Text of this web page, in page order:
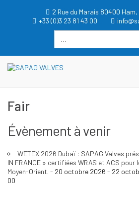
2 Rue du Marais 80400 Ham,
+33 (0)3 23 81 43 00
Search
for:
Fair
Évènement à venir
WETEX 2026 Dubaï : SAPAG Valves
IN FRANCE » certifiées WRAS et ACS pour
Moyen-Orient. - 20 octobre 2026 - 22
00